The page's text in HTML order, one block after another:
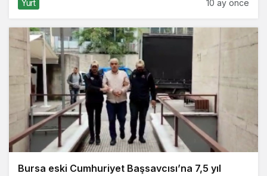
Yurt 10 ay önce
Bursa eski Cumhuriyet Başsavcısı’na 7,5 yıl